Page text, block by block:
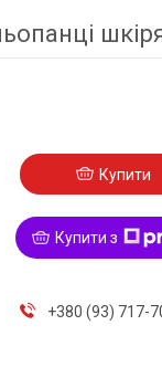
Купити
Купити з
+380 (93) 717-